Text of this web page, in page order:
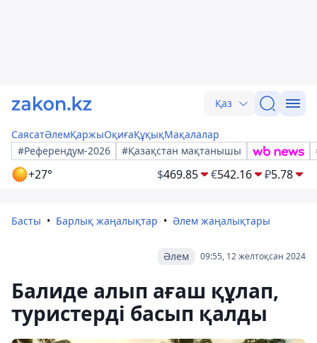
Қаз
СаясатӘлемҚаржыОқиғаҚұқықМақалалар
#Референдум-2026
#Қазақстан мақтанышы
+27° $469.85 €542.16 ₽5.78
Басты Барлық жаңалықтар Әлем жаңалықтары
09:55, 12 желтоқсан 2024
Әлем
Балиде алып ағаш құлап,
туристерді басып қалды